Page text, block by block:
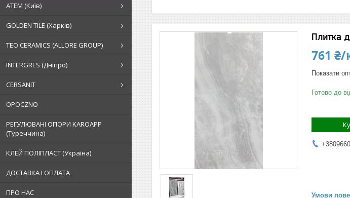
АТЕМ (Київ)
GOLDEN TILE (Харків)
TEO CERAMICS (ALLORE GROUP)
INTERGRES (Дніпро)
CERSANIT
OPOCZNO
РЕГУЛЮВАНІ ОПОРИ KAROAPP
(Туреччина)
КЛЕЙ ПОЛІПЛАСТ (Україна)
ДОСТАВКА І ОПЛАТА
ПРО НАС
Плитка
761
Показати
Готово до